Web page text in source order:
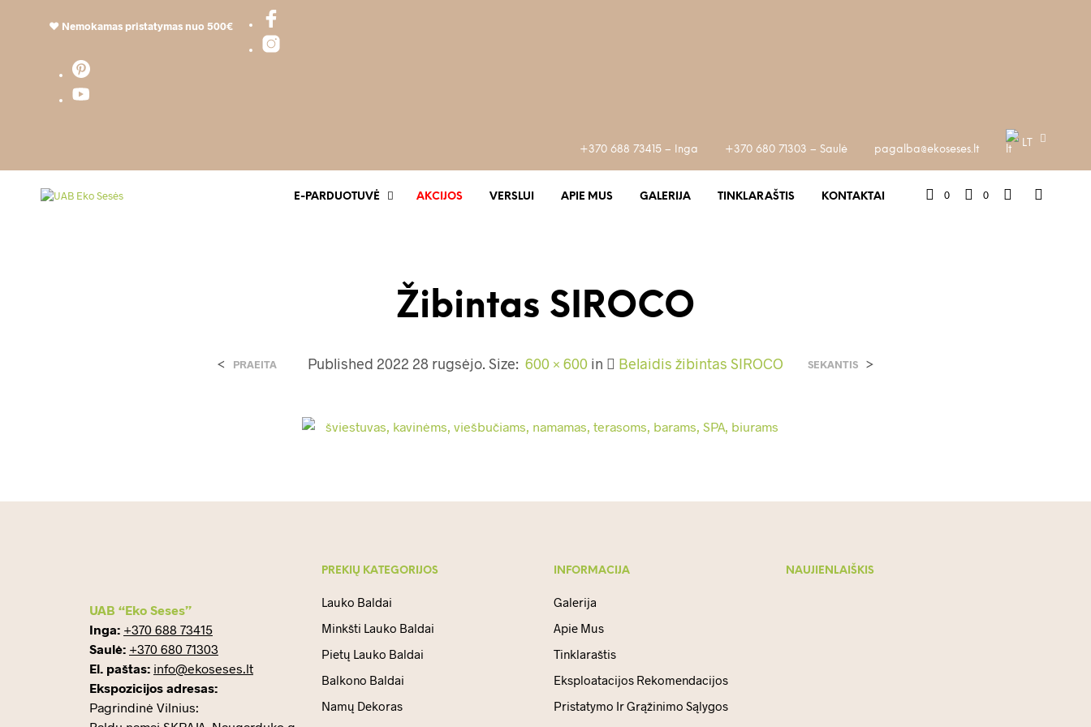
❤️ Nemokamas pristatymas nuo 500€
+370 688 73415 – Inga +370 680 71303 – Saulė pagalba@ekoseses.lt
E-PARDUOTUVĖ AKCIJOS VERSLUI APIE MUS GALERIJA TINKLARAŠTIS KONTAKTAI 0 0
Žibintas SIROCO
Published 2022 28 rugsėjo. Size: 600 × 600in Belaidis žibintas SIROCO
< PRAEITA SEKANTIS >
UAB “Eko Seses”
Inga: +370 688 73415
Saulė: +370 680 71303
El. paštas: info@ekoseses.lt
Ekspozicijos adresas:
Pagrindinė Vilnius:
PREKIŲ KATEGORIJOS
Lauko Baldai
Minkšti Lauko Baldai
Pietų Lauko Baldai
Balkono Baldai
Namų Dekoras
INFORMACIJA
Galerija
Apie Mus
Tinklaraštis
Eksploatacijos Rekomendacijos
Pristatymo Ir Grąžinimo Sąlygos
NAUJIENLAIŠKIS